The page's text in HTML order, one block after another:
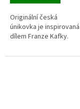
Originální česká
únikovka je inspirovaná
dílem Franze Kafky.